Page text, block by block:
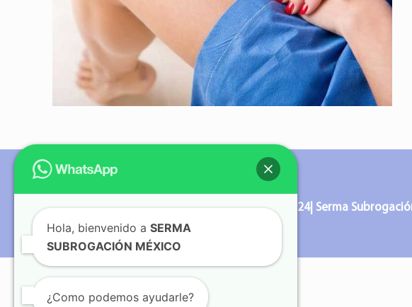
© Copyright 2012 - 2024| Serma
Hola, bienvenido a SERMA
SUBROGACIÓN MÉXICO
¿Como podemos ayudarle?